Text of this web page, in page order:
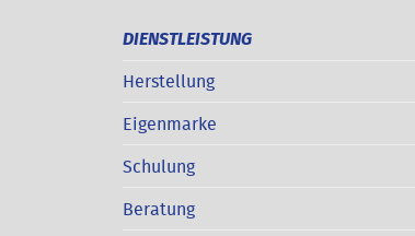
DIENSTLEISTUNG
Herstellung
Eigenmarke
Schulung
Beratung